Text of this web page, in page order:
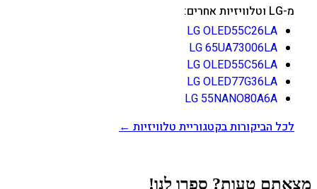
מ-LG וטלוויזיות אחרים:
LG OLED55C26LA
LG 65UA73006LA
LG OLED55C56LA
LG OLED77G36LA
LG 55NANO80A6A
לכל הביקורות בקטגוריית טלוויזיות ←
מצאתם טעות? ספרו לנו!